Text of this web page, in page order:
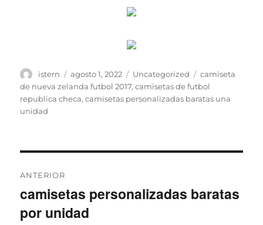
Autor
istern
Publicado
el
agosto 1, 2022 Categorías
Uncategorized Etiquetas
camiseta
de nueva zelanda futbol 2017,camisetas de futbol
republica checa,camisetas personalizadas baratas una
unidad
de
entradas
ANTERIOR
Entrada
anterior:
camisetas personalizadas baratas
por unidad